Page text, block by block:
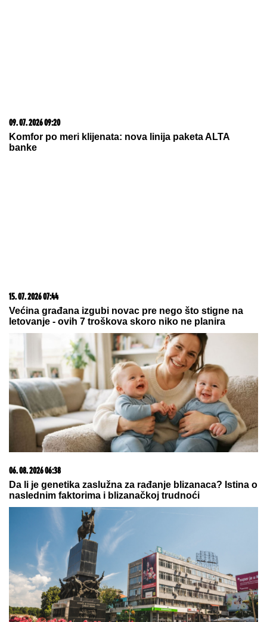
Faraonski doček: Salah predstavljen pred 41.000
TRG OD ORUŽJA POSTAJE MODNA PISTA! 'Fashion
Bang' u Kotoru 14. i 15. avgusta
Komfor po meri klijenata: nova linija paketa ALTA